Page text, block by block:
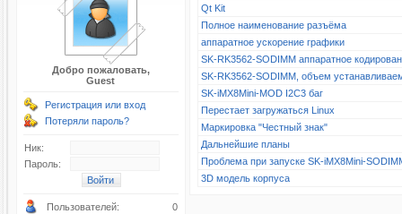
Добро пожаловать,
Guest
Регистрация или вход
Потеряли пароль?
Ник:
Пароль:
Пользователей:
0
Qt Kit
Полное наименование разъёма
аппаратное ускорение графики
SK-RK3562-SODIMM аппаратное
SK-RK3562-SODIMM, объем
SK-iMX8Mini-MOD I2C3 баг
Перестает загружаться Linux
Маркировка "Честный знак"
Дальнейшие планы
Проблема при запуске SK-iMX8Mini-
3D модель корпуса